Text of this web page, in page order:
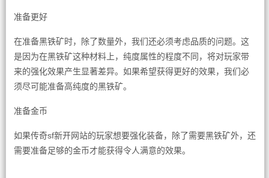
准备更好
在准备黑铁矿时，除了数量外，我们还必须考虑品质的问题。这
是因为在黑铁矿这种材料上，纯度属性的程度不同，将对玩家带
来的强化效果产生显著差异。如果希望获得更好的效果，我们必
须尽可能准备高纯度的黑铁矿。
准备金币
如果传奇sf新开网站的玩家想要强化装备，除了需要黑铁矿外，还
需要准备足够的金币才能获得令人满意的效果。